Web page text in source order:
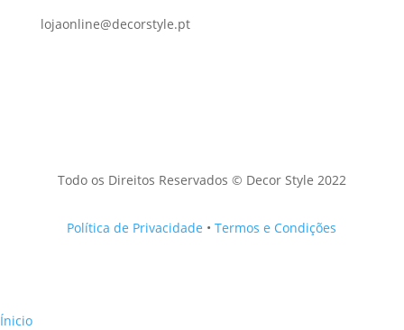
lojaonline@decorstyle.pt
Todo os Direitos Reservados © Decor Style 2022
Política de Privacidade •Termos e Condições
Ínicio